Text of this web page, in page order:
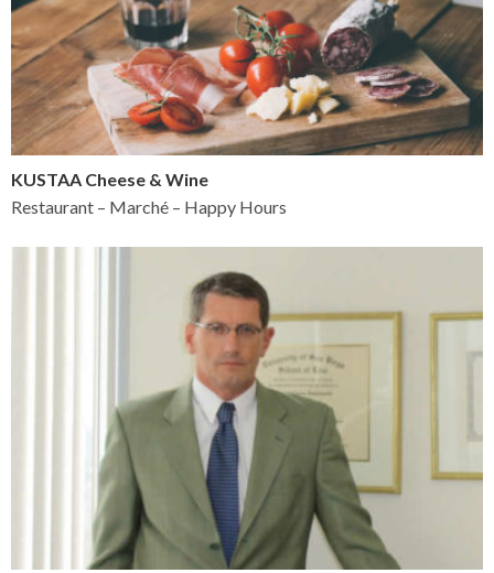
KUSTAA Cheese & Wine
Restaurant – Marché – Happy Hours